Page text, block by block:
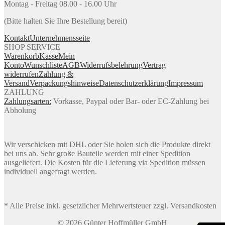
Montag - Freitag 08.00 - 16.00 Uhr
(Bitte halten Sie Ihre Bestellung bereit)
KontaktUnternehmensseite
SHOP SERVICE
WarenkorbKasseMein
KontoWunschlisteAGBWiderrufsbelehrungVertrag
widerrufenZahlung &
VersandVerpackungshinweiseDatenschutzerklärungImpressum
ZAHLUNG
Zahlungsarten: Vorkasse, Paypal oder Bar- oder EC-Zahlung bei
Abholung
Wir verschicken mit DHL oder Sie holen sich die Produkte direkt
bei uns ab. Sehr große Bauteile werden mit einer Spedition
ausgeliefert. Die Kosten für die Lieferung via Spedition müssen
individuell angefragt werden.
* Alle Preise inkl. gesetzlicher Mehrwertsteuer zzgl. Versandkosten
© 2026 Günter Hoffmüller GmbH